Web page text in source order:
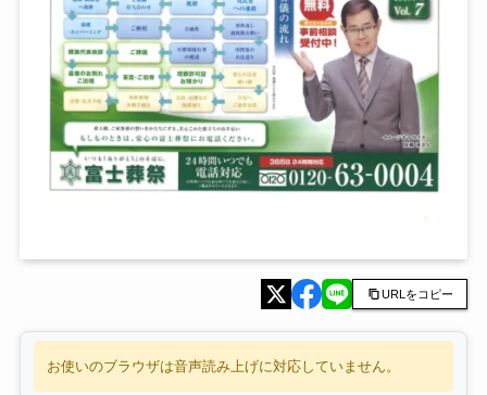
URLをコピー
お使いのブラウザは音声読み上げに対応していません。